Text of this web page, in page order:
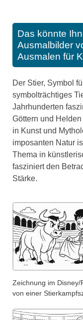
Das könnte
Ausmalbilder
Ausmalen für
Der Stier, Symbol
symbolträchtiges
Jahrhunderten
Göttern und
in Kunst und
imposanten Natur
Thema in
fasziniert den
Stärke.
Zeichnung im Disney/
von einer